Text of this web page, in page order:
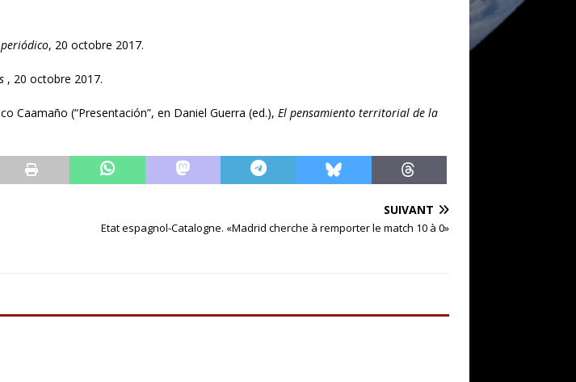
, 20 octobre 2017.
, 20 octobre 2017.
Caamaño (“Presentación”, en Daniel Guerra (ed.), El pensamiento territorial de la
SUIVANT
Etat espagnol-Catalogne. «Madrid cherche à remporter le match 10 à 0»